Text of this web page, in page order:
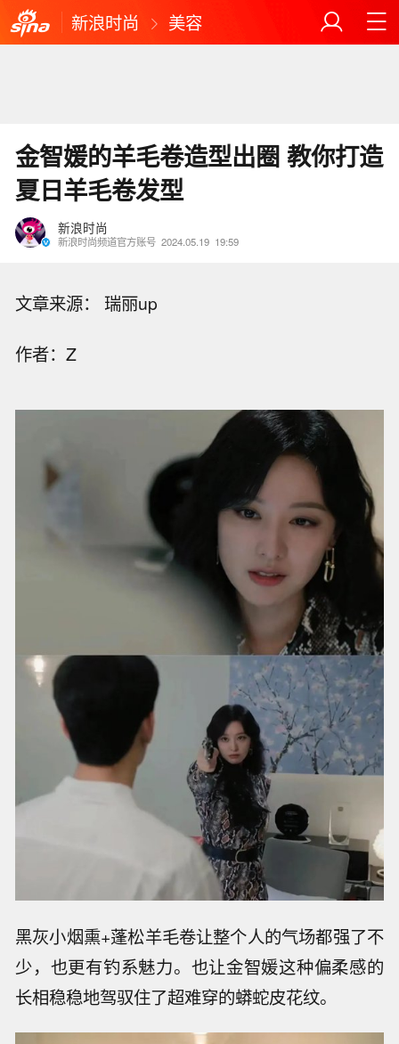
新浪时尚 美容
金智媛的羊毛卷造型出圈 教你打造
夏日羊毛卷发型
新浪时尚
新浪时尚频道官方账号 2024.05.19 19:59
文章来源： 瑞丽up
作者：Z
黑灰小烟熏+蓬松羊毛卷让整个人的气场都强了不
少，也更有钓系魅力。也让金智媛这种偏柔感的
长相稳稳地驾驭住了超难穿的蟒蛇皮花纹。